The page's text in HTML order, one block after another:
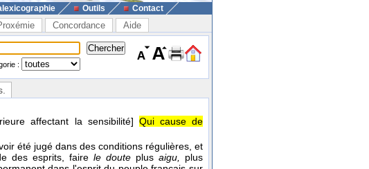
Outils Contact
Concordance Aide
:
affectant la sensibilité] Qui cause de
été jugé dans des conditions régulières, et
des esprits, faire le doute plus aigu, plus